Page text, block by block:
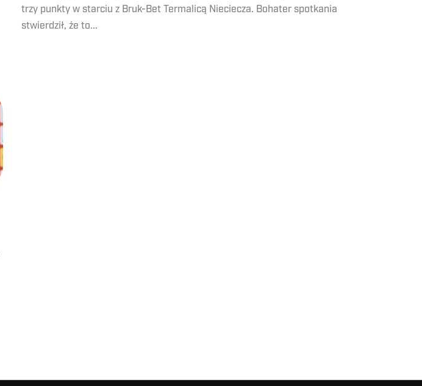
trzy punkty w starciu z Bruk-Bet Termalicą Nieciecza. Bohater spotkania
stwierdził, że to...